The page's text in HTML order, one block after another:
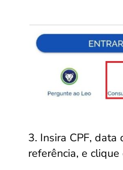
Insira CPF, data
referência, e clique